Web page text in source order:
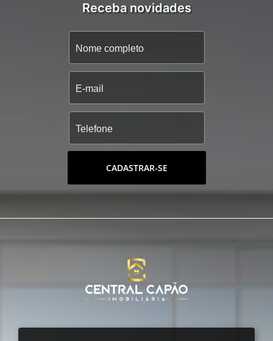
Receba novidades
CADASTRAR-SE